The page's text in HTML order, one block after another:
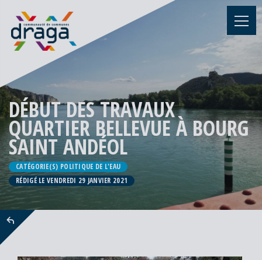
DÉBUT DES TRAVAUX
QUARTIER BELLEVUE À BOURG
SAINT ANDÉOL
CATÉGORIE(S) POLITIQUE DE L'EAU
RÉDIGÉ LE VENDREDI 29 JANVIER 2021